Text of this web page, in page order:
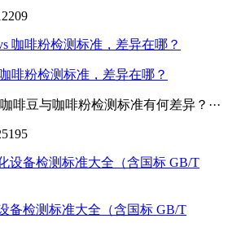
209
啡粉检测标准，差异在哪？
啡豆与咖啡粉检测标准有何差异？···
195
备检测标准大全（含国标 GB/T